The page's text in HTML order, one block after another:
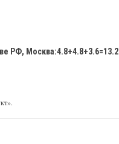
РФ, Москва:4.8+4.8+3.6=13.2